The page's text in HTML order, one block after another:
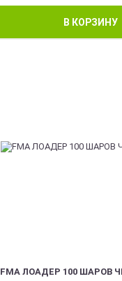
В КОРЗИНУ
FMA ЛОАДЕР 100 ШАРОВ